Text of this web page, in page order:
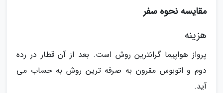
مقایسه نحوه سفر
هزینه
پرواز هواپیما گرانترین روش است. بعد از آن قطار در رده
دوم و اتوبوس مقرون به صرفه ترین روش به حساب می
آید.